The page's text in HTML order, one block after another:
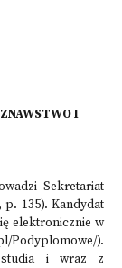
I
Sekretariat
135). Kandydat
elektronicznie w
Podyplomowe/).
studia i wraz z